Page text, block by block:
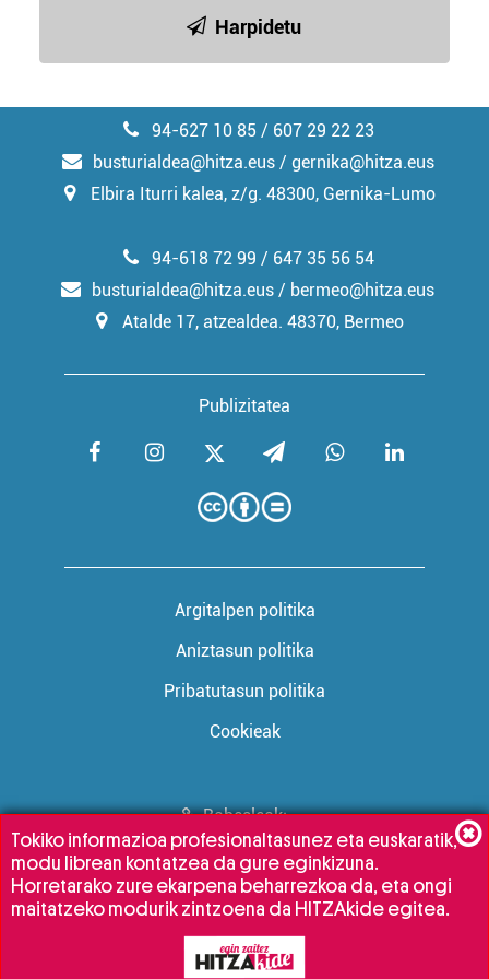
Harpidetu
94-627 10 85 / 607 29 22 23
busturialdea@hitza.eus / gernika@hitza.eus
Elbira Iturri kalea, z/g. 48300, Gernika-Lumo
Publizitatea
94-618 72 99 / 647 35 56 54
busturialdea@hitza.eus / bermeo@hitza.eus
Atalde 17, atzealdea. 48370, Bermeo
Argitalpen politika
Aniztasun politika
Pribatutasun politika
Cookieak
Babesleak:
Tokiko informazioa profesionaltasunez eta euskaratik,
modu librean kontatzea da gure eginkizuna.
Horretarako zure ekarpena beharrezkoa da, eta ongi
maitatzeko modurik zintzoena da HITZAkide egitea.